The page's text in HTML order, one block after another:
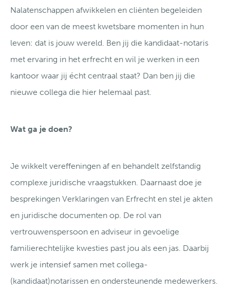
Nalatenschappen afwikkelen en cliënten begeleiden
door een van de meest kwetsbare momenten in hun
leven: dat is jouw wereld. Ben jij die kandidaat-notaris
met ervaring in het erfrecht en wil je werken in een
kantoor waar jij écht centraal staat? Dan ben jij die
nieuwe collega die hier helemaal past.
Wat ga je doen?
Je wikkelt vereffeningen af en behandelt zelfstandig
complexe juridische vraagstukken. Daarnaast doe je
besprekingen Verklaringen van Erfrecht en stel je akten
en juridische documenten op. De rol van
vertrouwenspersoon en adviseur in gevoelige
familierechtelijke kwesties past jou als een jas. Daarbij
werk je intensief samen met collega-
(kandidaat)notarissen en ondersteunende medewerkers.